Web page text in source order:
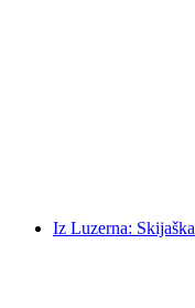
Iz Luzerna: